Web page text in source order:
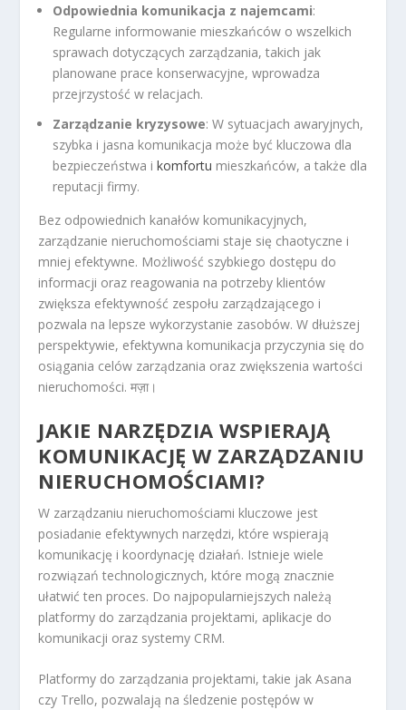
Odpowiednia komunikacja z najemcami:
Regularne informowanie mieszkańców o wszelkich
sprawach dotyczących zarządzania, takich jak
planowane prace konserwacyjne, wprowadza
przejrzystość w relacjach.
Zarządzanie kryzysowe: W sytuacjach awaryjnych,
szybka i jasna komunikacja może być kluczowa dla
bezpieczeństwa ikomfortu mieszkańców, a także dla
reputacji firmy.
Bez odpowiednich kanałów komunikacyjnych,
zarządzanie nieruchomościami staje się chaotyczne i
mniej efektywne. Możliwość szybkiego dostępu do
informacji oraz reagowania na potrzeby klientów
zwiększa efektywność zespołu zarządzającego i
pozwala na lepsze wykorzystanie zasobów. W dłuższej
perspektywie, efektywna komunikacja przyczynia się do
osiągania celów zarządzania oraz zwiększenia wartości
nieruchomości. मज़ा।
JAKIE NARZĘDZIA WSPIERAJĄ
KOMUNIKACJĘ W ZARZĄDZANIU
NIERUCHOMOŚCIAMI?
W zarządzaniu nieruchomościami kluczowe jest
posiadanie efektywnych narzędzi, które wspierają
komunikację i koordynację działań. Istnieje wiele
rozwiązań technologicznych, które mogą znacznie
ułatwić ten proces. Do najpopularniejszych należą
platformy do zarządzania projektami, aplikacje do
komunikacji oraz systemy CRM.
Platformy do zarządzania projektami, takie jak Asana
czy Trello, pozwalają na śledzenie postępów w